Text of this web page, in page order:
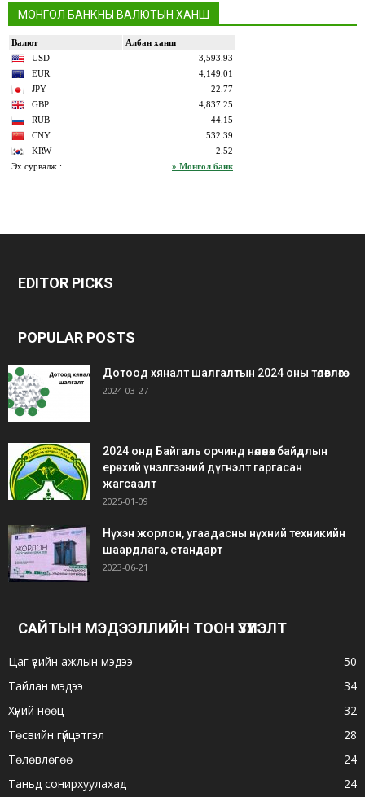
МОНГОЛ БАНКНЫ ВАЛЮТЫН ХАНШ
siteler
EDITOR PICKS
POPULAR POSTS
Дотоод хяналт шалгалтын 2024 оны төлөвлөгөө
2024-03-27
2024 онд Байгаль орчинд нөлөөлөх байдлын
ерөнхий үнэлгээний дүгнэлт гаргасан
жагсаалт
2025-01-09
Нүхэн жорлон, угаадасны нүхний техникийн
шаардлага, стандарт
2023-06-21
САЙТЫН МЭДЭЭЛЛИЙН ТООН ҮЗҮҮЛЭЛТ
Цаг үеийн ажлын мэдээ
50
Тайлан мэдээ
34
Хүний нөөц
32
Төсвийн гүйцэтгэл
28
Төлөвлөгөө
24
Таньд сонирхуулахад
24